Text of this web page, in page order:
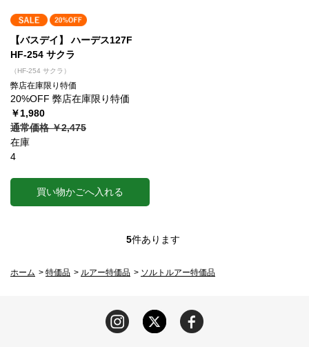
【バスデイ】 ハーデス127F
HF-254 サクラ
（HF-254 サクラ）
弊店在庫限り特価
20%OFF 弊店在庫限り特価
￥1,980
通常価格 ￥2,475
在庫
4
買い物かごへ入れる
5件あります
ホーム > 特価品 > ルアー特価品 > ソルトルアー特価品